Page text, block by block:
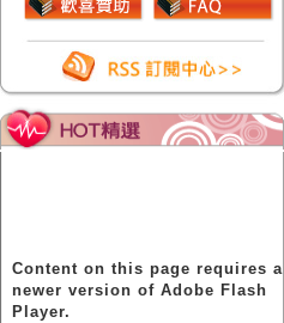
Content on this page requires a
newer version of Adobe Flash
Player.